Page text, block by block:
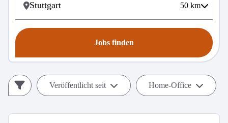
50 km
Jobs finden
Veröffentlicht seit Home-Office